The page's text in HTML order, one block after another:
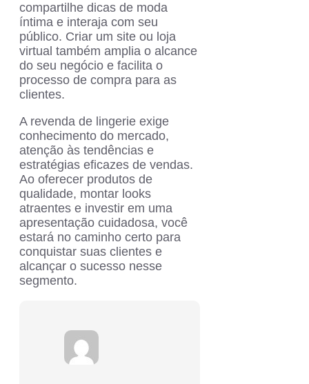
compartilhe dicas de moda
íntima e interaja com seu
público. Criar um site ou loja
virtual também amplia o alcance
do seu negócio e facilita o
processo de compra para as
clientes.
A revenda de lingerie exige
conhecimento do mercado,
atenção às tendências e
estratégias eficazes de vendas.
Ao oferecer produtos de
qualidade, montar looks
atraentes e investir em uma
apresentação cuidadosa, você
estará no caminho certo para
conquistar suas clientes e
alcançar o sucesso nesse
segmento.